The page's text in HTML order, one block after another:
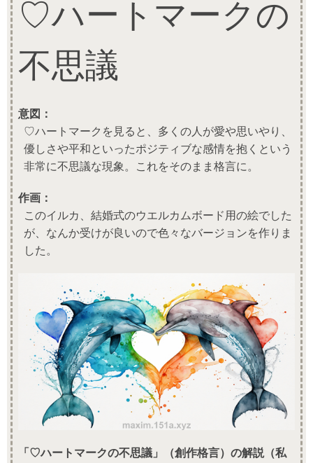
♡ハートマークの
不思議
意図：
♡ハートマークを見ると、多くの人が愛や思いやり、
優しさや平和といったポジティブな感情を抱くという
非常に不思議な現象。これをそのまま格言に。
作画：
このイルカ、結婚式のウエルカムボード用の絵でした
が、なんか受けが良いので色々なバージョンを作りま
した。
「♡ハートマークの不思議」（創作格言）の解説（私